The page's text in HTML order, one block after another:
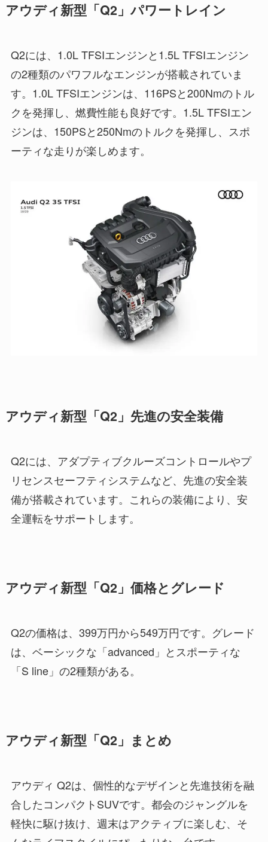
アウディ新型「Q2」パワートレイン
Q2には、1.0L TFSIエンジンと1.5L TFSIエンジン
の2種類のパワフルなエンジンが搭載されていま
す。1.0L TFSIエンジンは、116PSと200Nmのトル
クを発揮し、燃費性能も良好です。1.5L TFSIエン
ジンは、150PSと250Nmのトルクを発揮し、スポ
ーティな走りが楽しめます。
アウディ新型「Q2」先進の安全装備
Q2には、アダプティブクルーズコントロールやプ
リセンスセーフティシステムなど、先進の安全装
備が搭載されています。これらの装備により、安
全運転をサポートします。
アウディ新型「Q2」価格とグレード
Q2の価格は、399万円から549万円です。グレード
は、ベーシックな「advanced」とスポーティな
「S line」の2種類がある。
アウディ新型「Q2」まとめ
アウディ Q2は、個性的なデザインと先進技術を融
合したコンパクトSUVです。都会のジャングルを
軽快に駆け抜け、週末はアクティブに楽しむ、そ